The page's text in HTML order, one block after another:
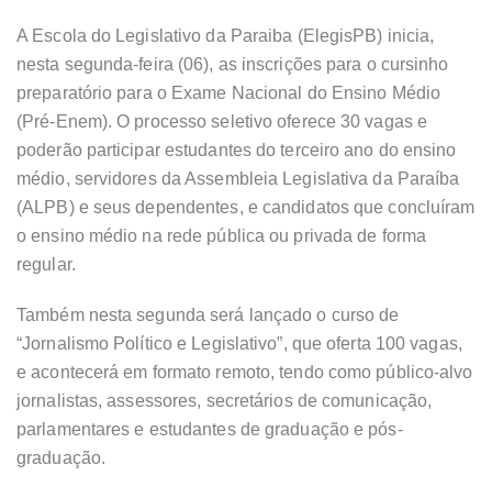
A Escola do Legislativo da Paraiba (ElegisPB) inicia,
nesta segunda-feira (06), as inscrições para o cursinho
preparatório para o Exame Nacional do Ensino Médio
(Pré-Enem). O processo seletivo oferece 30 vagas e
poderão participar estudantes do terceiro ano do ensino
médio, servidores da Assembleia Legislativa da Paraíba
(ALPB) e seus dependentes, e candidatos que concluíram
o ensino médio na rede pública ou privada de forma
regular.
Também nesta segunda será lançado o curso de
“Jornalismo Político e Legislativo”, que oferta 100 vagas,
e acontecerá em formato remoto, tendo como público-alvo
jornalistas, assessores, secretários de comunicação,
parlamentares e estudantes de graduação e pós-
graduação.